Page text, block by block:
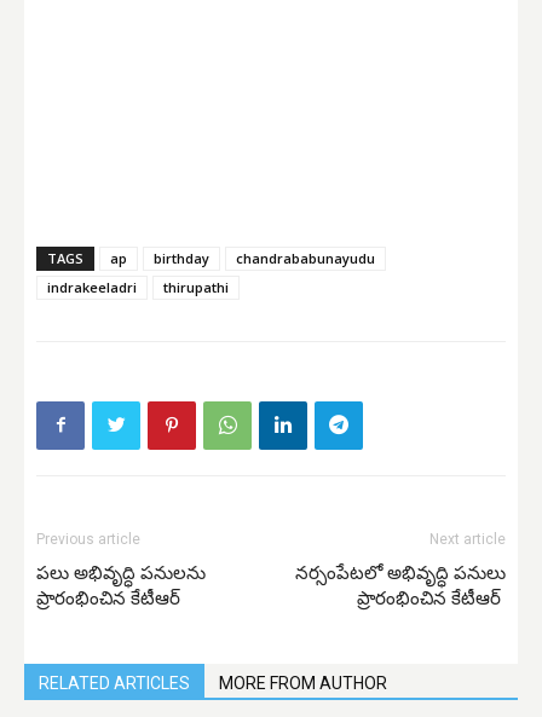
TAGS ap birthday
chandrababunayudu
indrakeeladri
thirupathi
Previous article
పలు అభివృద్ధి పనులను
ప్రారంభించిన కేటీఆర్
Next article
నర్సంపేటలో అభివృద్ధి పనులు
ప్రారంభించిన కేటీఆర్
RELATED ARTICLES MORE FROM AUTHOR